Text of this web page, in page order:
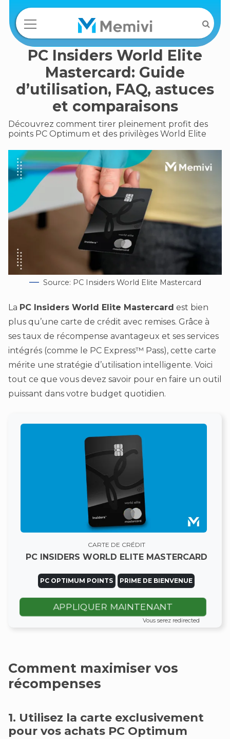
PC Insiders World Elite
Mastercard: Guide
d’utilisation, FAQ, astuces
et comparaisons
Découvrez comment tirer pleinement profit des
points PC Optimum et des privilèges World Elite
Source: PC Insiders World Elite Mastercard
La PC Insiders World Elite Mastercard est bien
plus qu’une carte de crédit avec remises. Grâce à
ses taux de récompense avantageux et ses services
intégrés (comme le PC Express™ Pass), cette carte
mérite une stratégie d’utilisation intelligente. Voici
tout ce que vous devez savoir pour en faire un outil
puissant dans votre budget quotidien.
CARTE DE CRÉDIT
PC INSIDERS WORLD ELITE MASTERCARD
PC OPTIMUM POINTS PRIME DE BIENVENUE
APPLIQUER MAINTENANT
Vous serez redirected
Comment maximiser vos
récompenses
1. Utilisez la carte exclusivement
pour vos achats PC Optimum